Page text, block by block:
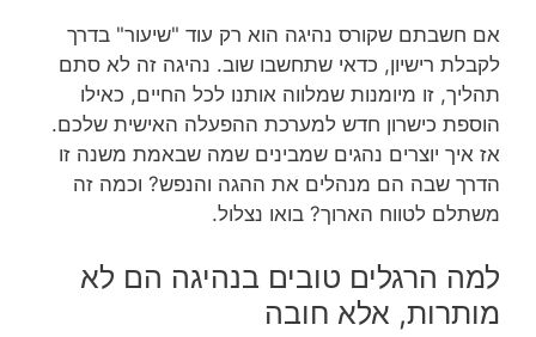
אם חשבתם שקורס נהיגה הוא רק עוד "שיעור" בדרך
לקבלת רישיון, כדאי שתחשבו שוב. נהיגה זה לא סתם
תהליך, זו מיומנות שמלווה אותנו לכל החיים, כאילו
הוספת כישרון חדש למערכת ההפעלה האישית שלכם.
אז איך יוצרים נהגים שמבינים שמה שבאמת משנה זו
הדרך שבה הם מנהלים את ההגה והנפש? וכמה זה
משתלם לטווח הארוך? בואו נצלול.
למה הרגלים טובים בנהיגה הם לא
מותרות, אלא חובה